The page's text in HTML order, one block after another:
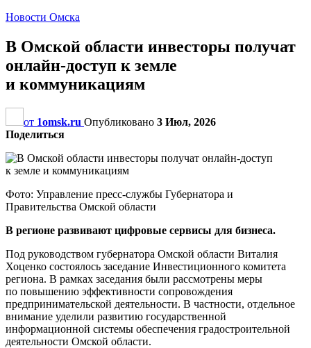
Новости Омска
В Омской области инвесторы получат
онлайн-доступ к земле
и коммуникациям
от 1omsk.ru Опубликовано 3 Июл, 2026
Поделиться
Фото: Управление пресс-службы Губернатора и
Правительства Омской области
В регионе развивают цифровые сервисы для бизнеса.
Под руководством губернатора Омской области Виталия
Хоценко состоялось заседание Инвестиционного комитета
региона. В рамках заседания были рассмотрены меры
по повышению эффективности сопровождения
предпринимательской деятельности. В частности, отдельное
внимание уделили развитию государственной
информационной системы обеспечения градостроительной
деятельности Омской области.